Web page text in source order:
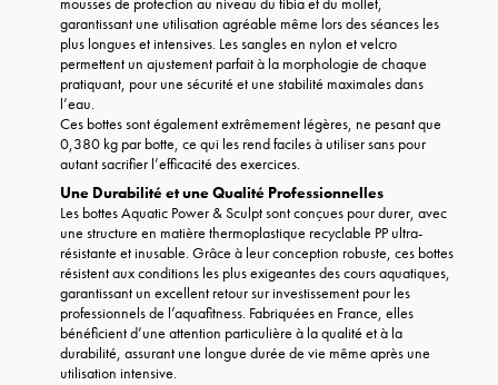
mousses de protection au niveau du tibia et du mollet,
garantissant une utilisation agréable même lors des séances les
plus longues et intensives. Les sangles en nylon et velcro
permettent un ajustement parfait à la morphologie de chaque
pratiquant, pour une sécurité et une stabilité maximales dans
l’eau.
Ces bottes sont également extrêmement légères, ne pesant que
0,380 kg par botte, ce qui les rend faciles à utiliser sans pour
autant sacrifier l’efficacité des exercices.
Une Durabilité et une Qualité Professionnelles
Les bottes Aquatic Power & Sculpt sont conçues pour durer, avec
une structure en matière thermoplastique recyclable PP ultra-
résistante et inusable. Grâce à leur conception robuste, ces bottes
résistent aux conditions les plus exigeantes des cours aquatiques,
garantissant un excellent retour sur investissement pour les
professionnels de l’aquafitness. Fabriquées en France, elles
bénéficient d’une attention particulière à la qualité et à la
durabilité, assurant une longue durée de vie même après une
utilisation intensive.